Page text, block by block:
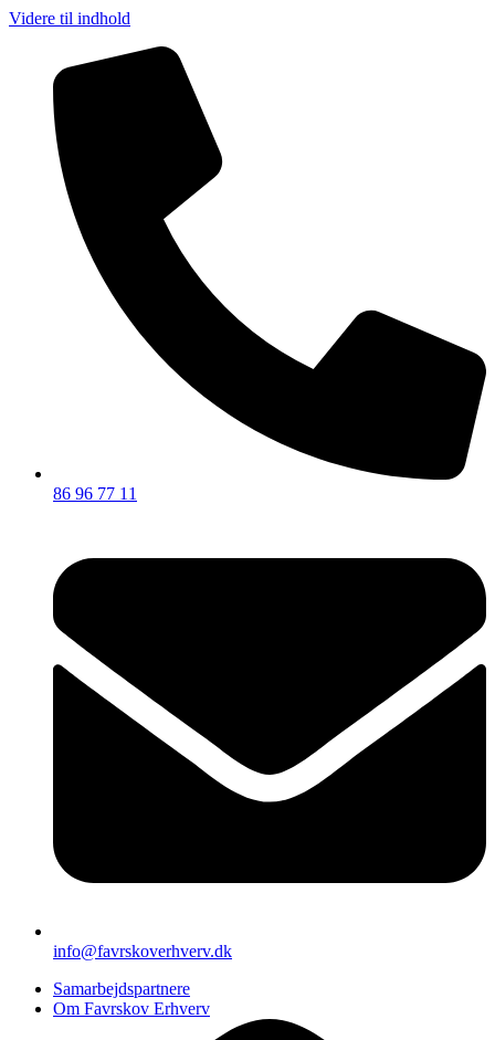
Videre til indhold
86 96 77 11
info@favrskoverhverv.dk
Samarbejdspartnere
Om Favrskov Erhverv